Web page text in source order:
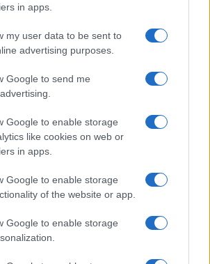
in apps.
my user data to be sent to
advertising purposes.
Google to send me
Google to enable storage
like cookies on web or
in apps.
Google to enable storage
of the website or app.
Google to enable storage
desmatamento na Amazônia entre agosto